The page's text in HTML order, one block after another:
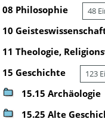
08 Philosophie 48
10
11 Theologie,
15 Geschichte 123
15.15 Archäologie
15.25 Alte